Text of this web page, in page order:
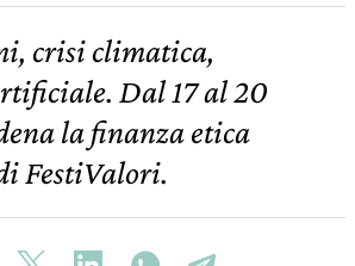
crisi climatica,
Dal 17 al 20
la finanza etica
FestiValori.